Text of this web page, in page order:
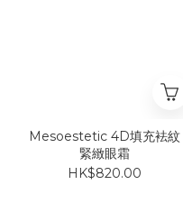
Mesoestetic 4D填充袪紋
緊緻眼霜
HK$820.00